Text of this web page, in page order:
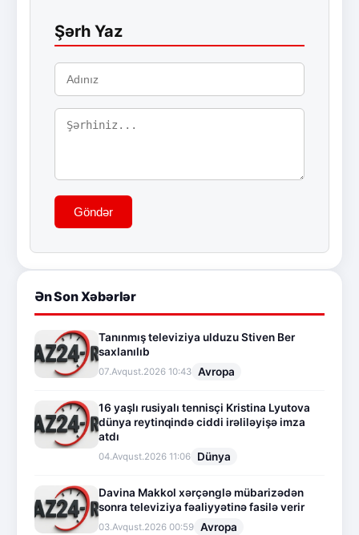
Şərh Yaz
Göndər
Ən Son Xəbərlər
Tanınmış televiziya ulduzu Stiven Ber
saxlanılıb
07.Avqust.2026 10:43 Avropa
16 yaşlı rusiyalı tennisçi Kristina Lyutova
dünya reytinqində ciddi irəliləyişə imza
atdı
04.Avqust.2026 11:06 Dünya
Davina Makkol xərçənglə mübarizədən
sonra televiziya fəaliyyətinə fasilə verir
03.Avqust.2026 00:59 Avropa